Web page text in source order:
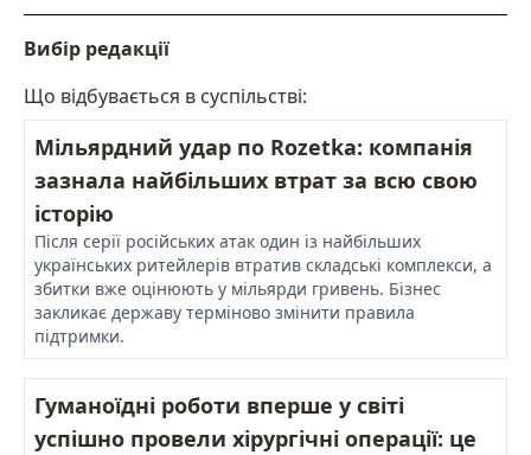
Вибір редакції
Що відбувається в суспільстві:
Мільярдний удар по Rozetka: компанія
зазнала найбільших втрат за всю свою
історію
Після серії російських атак один із найбільших
українських ритейлерів втратив складські комплекси, а
збитки вже оцінюють у мільярди гривень. Бізнес
закликає державу терміново змінити правила
підтримки.
Гуманоїдні роботи вперше у світі
успішно провели хірургічні операції: це